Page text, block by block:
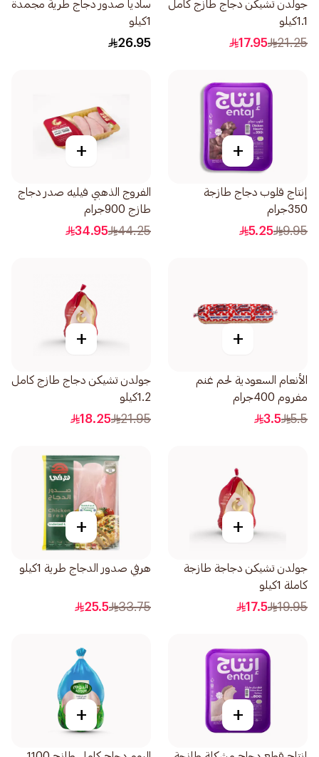
جولدن تشيكن دجاج طازج كامل
1.1كيلو
21.25
17.95
ساديا صدور دجاج طرية مجمدة
1كيلو
26.95
+
إنتاج قلوب دجاج طازجة
350جرام
9.95
5.25
+
الفروج الذهبي فيليه صدر دجاج
طازج 900جرام
44.25
34.95
+
الأنعام السعودية لحم غنم
مفروم 400جرام
5.5
3.5
+
جولدن تشيكن دجاج طازج كامل
1.2كيلو
21.95
18.25
+
جولدن تشيكن دجاجة طازجة
كاملة 1كيلو
19.95
17.5
+
هرفي صدور الدجاج طرية 1كيلو
33.75
25.5
+
+